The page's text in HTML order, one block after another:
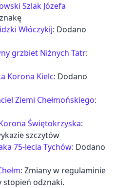
Szlak Józefa
Włóczykij: Dodano
grzbiet Niżnych Tatr:
Korona Kielc: Dodano
Ziemi Chełmońskiego:
Świętokrzyska:
szczytów
75-lecia Tychów: Dodano
: Zmiany w regulaminie
stopień odznaki.